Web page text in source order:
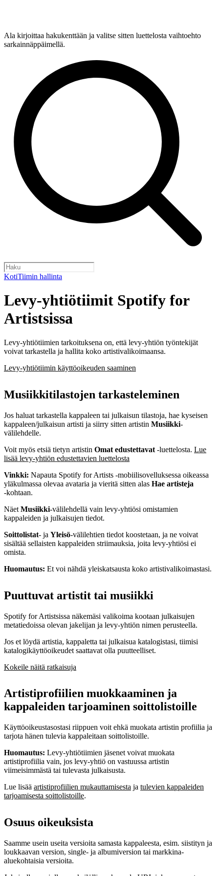
Ala kirjoittaa hakukenttään ja valitse sitten luettelosta vaihtoehto
sarkainnäppäimellä.
KotiTiimin hallinta
Levy-yhtiötiimit Spotify for
Artistsissa
Levy-yhtiötiimien tarkoituksena on, että levy-yhtiön työntekijät
voivat tarkastella ja hallita koko artistivalikoimaansa.
Levy-yhtiötiimin käyttöoikeuden saaminen
Musiikkitilastojen tarkasteleminen
Jos haluat tarkastella kappaleen tai julkaisun tilastoja, hae kyseisen
kappaleen/julkaisun artisti ja siirry sitten artistin Musiikki-
välilehdelle.
Voit myös etsiä tietyn artistin Omat edustettavat ‑luettelosta. Lue
lisää levy-yhtiön edustettavien luettelosta
Vinkki: Napauta Spotify for Artists ‑mobiilisovelluksessa oikeassa
yläkulmassa olevaa avataria ja vieritä sitten alas Hae artisteja
‑kohtaan.
Näet Musiikki-välilehdellä vain levy-yhtiösi omistamien
kappaleiden ja julkaisujen tiedot.
Soittolistat- ja Yleisö-välilehtien tiedot koostetaan, ja ne voivat
sisältää sellaisten kappaleiden striimauksia, joita levy-yhtiösi ei
omista.
Huomautus: Et voi nähdä yleiskatsausta koko artistivalikoimastasi.
Puuttuvat artistit tai musiikki
Spotify for Artistsissa näkemäsi valikoima kootaan julkaisujen
metatiedoissa olevan jakelijan ja levy‑yhtiön nimen perusteella.
Jos et löydä artistia, kappaletta tai julkaisua katalogistasi, tiimisi
katalogikäyttöoikeudet saattavat olla puutteelliset.
Kokeile näitä ratkaisuja
Artistiprofiilien muokkaaminen ja
kappaleiden tarjoaminen soittolistoille
Käyttöoikeustasostasi riippuen voit ehkä muokata artistin profiilia ja
tarjota hänen tulevia kappaleitaan soittolistoille.
Huomautus: Levy-yhtiötiimien jäsenet voivat muokata
artistiprofiilia vain, jos levy-yhtiö on vastuussa artistin
viimeisimmästä tai tulevasta julkaisusta.
Lue lisää artistiprofiilien mukauttamisesta ja tulevien kappaleiden
tarjoamisesta soittolistoille.
Osuus oikeuksista
Saamme usein useita versioita samasta kappaleesta, esim. siistityn ja
loukkaavan version, single- ja albumiversion tai markkina-
aluekohtaisia versioita.